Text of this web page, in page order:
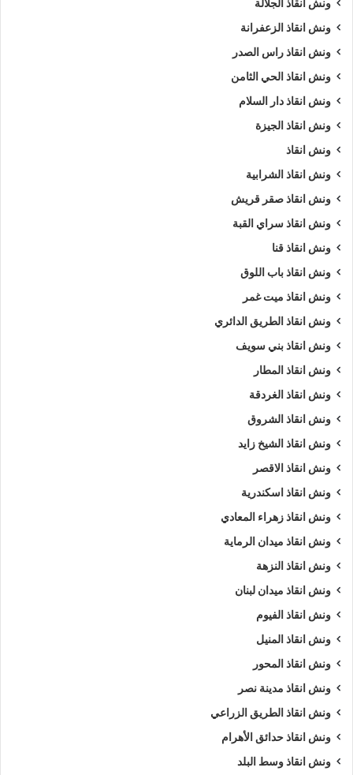
ونش انقاذ الجلالة
ونش انقاذ الزعفرانة
ونش انقاذ راس الصدر
ونش انقاذ الحي الثامن
ونش انقاذ دار السلام
ونش انقاذ الجيزة
ونش انقاذ
ونش انقاذ الشرابية
ونش انقاذ صقر قريش
ونش انقاذ سراي القبة
ونش انقاذ قنا
ونش انقاذ باب اللوق
ونش انقاذ ميت غمر
ونش انقاذ الطريق الدائري
ونش انقاذ بني سويف
ونش انقاذ المطار
ونش انقاذ الغردقة
ونش انقاذ الشروق
ونش انقاذ الشيخ زايد
ونش انقاذ الاقصر
ونش انقاذ اسكندرية
ونش انقاذ زهراء المعادي
ونش انقاذ ميدان الرماية
ونش انقاذ النزهة
ونش انقاذ ميدان لبنان
ونش انقاذ الفيوم
ونش انقاذ المنيل
ونش انقاذ المحور
ونش انقاذ مدينة نصر
ونش انقاذ الطريق الزراعي
ونش انقاذ حدائق الأهرام
ونش انقاذ وسط البلد